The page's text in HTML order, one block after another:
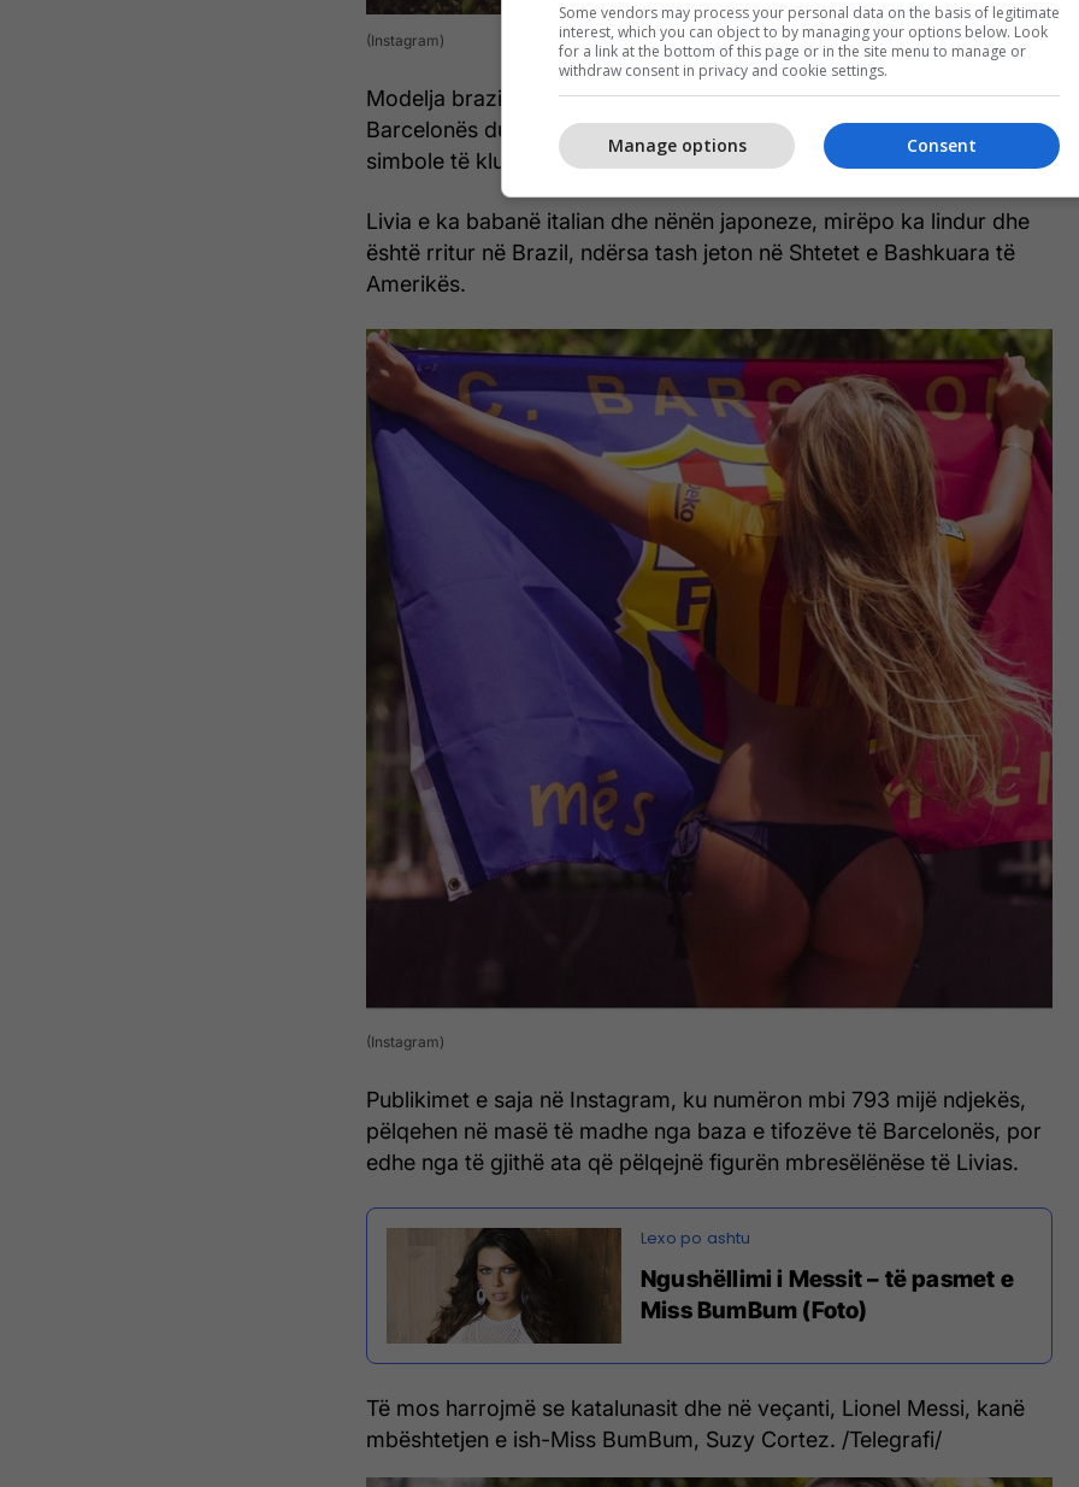
(Instagram)
Modelja braziliane është bërë e famshme pikërisht si tifoze e
Barcelonës duke publikuar fotografi në rrjetet sociale me veshje dhe
simbole të klubit blaugran.
Livia e ka babanë italian dhe nënën japoneze, mirëpo ka lindur dhe
është rritur në Brazil, ndërsa tash jeton në Shtetet e Bashkuara të
Amerikës.
(Instagram)
Publikimet e saja në Instagram, ku numëron mbi 793 mijë ndjekës,
pëlqehen në masë të madhe nga baza e tifozëve të Barcelonës, por
edhe nga të gjithë ata që pëlqejnë figurën mbresëlënëse të Livias.
Ngushëllimi i Messit – të pasmet e
Miss BumBum (Foto)
Të mos harrojmë se katalunasit dhe në veçanti, Lionel Messi, kanë
mbështetjen e ish-Miss BumBum, Suzy Cortez. /Telegrafi/
Some vendors may process your personal data on the basis of legitimate
interest, which you can object to by managing your options below. Look
for a link at the bottom of this page or in the site menu to manage or
withdraw consent in privacy and cookie settings.
Consent
Manage options